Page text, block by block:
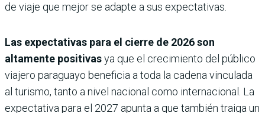
de viaje que mejor se adapte a sus expectativas.
Las expectativas para el cierre de 2026 son
altamente positivasya que el crecimiento del público
viajero paraguayo beneficia a toda la cadena vinculada
al turismo, tanto a nivel nacional como internacional. La
expectativa para el 2027 apunta a que también traiga un